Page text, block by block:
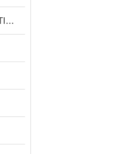
美国ARROW PNEUMATICS